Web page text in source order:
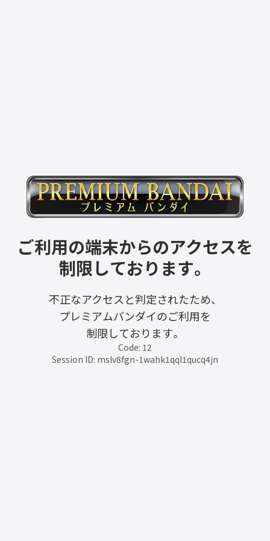
ご利用の端末からのアクセスを
制限しております。
不正なアクセスと判定されたため、
プレミアムバンダイのご利用を
制限しております。
Code: 12
Session ID: mslv8fgn-1wahk1qql1qucq4jn